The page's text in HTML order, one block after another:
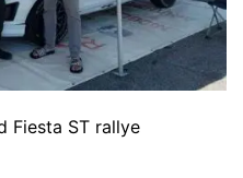
Fiesta ST rallye